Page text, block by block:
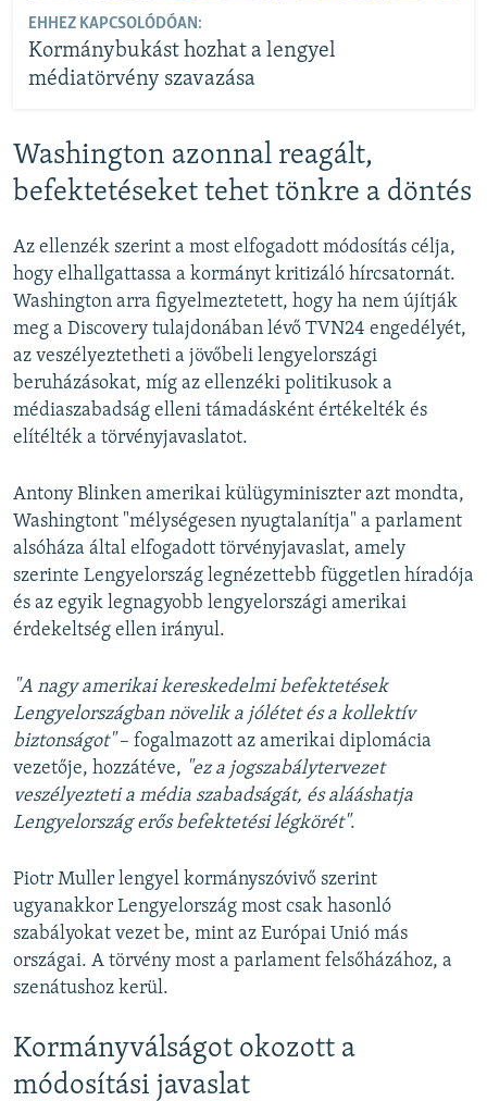
EHHEZ KAPCSOLÓDÓAN:
Kormánybukást hozhat a lengyel
médiatörvény szavazása
Washington azonnal reagált,
befektetéseket tehet tönkre a döntés
Az ellenzék szerint a most elfogadott módosítás célja,
hogy elhallgattassa a kormányt kritizáló hírcsatornát.
Washington arra figyelmeztetett, hogy ha nem újítják
meg a Discovery tulajdonában lévő TVN24 engedélyét,
az veszélyeztetheti a jövőbeli lengyelországi
beruházásokat, míg az ellenzéki politikusok a
médiaszabadság elleni támadásként értékelték és
elítélték a törvényjavaslatot.
Antony Blinken amerikai külügyminiszter azt mondta,
Washingtont "mélységesen nyugtalanítja" a parlament
alsóháza által elfogadott törvényjavaslat, amely
szerinte Lengyelország legnézettebb független híradója
és az egyik legnagyobb lengyelországi amerikai
érdekeltség ellen irányul.
"A nagy amerikai kereskedelmi befektetések
Lengyelországban növelik a jólétet és a kollektív
biztonságot"– fogalmazott az amerikai diplomácia
vezetője, hozzátéve, "ez a jogszabálytervezet
veszélyezteti a média szabadságát, és alááshatja
Lengyelország erős befektetési légkörét".
Piotr Muller lengyel kormányszóvivő szerint
ugyanakkor Lengyelország most csak hasonló
szabályokat vezet be, mint az Európai Unió más
országai. A törvény most a parlament felsőházához, a
szenátushoz kerül.
Kormányválságot okozott a
módosítási javaslat